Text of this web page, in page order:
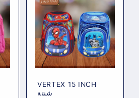
VERTEX 15 INCH
شنتة